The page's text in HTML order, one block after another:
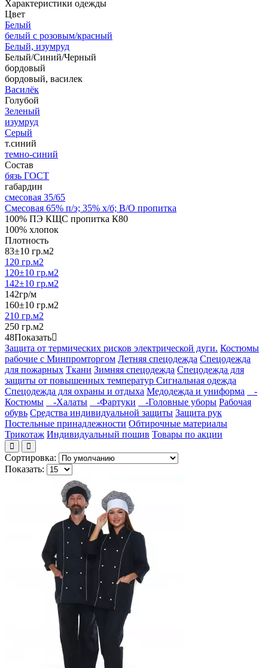
Характеристики одежды
Цвет
Белый
белый с розовым/красный
Белый, изумруд
Белый/Синий/Черный
бордовый
бордовый, василек
Василёк
Голубой
Зеленый
изумруд
Серый
т.синий
темно-синий
Состав
бязь ГОСТ
габардин
смесовая 35/65
Смесовая 65% п/э; 35% х/б; В/О пропитка
100% ПЭ КЩС пропитка К80
100% хлопок
Плотность
83±10 гр.м2
120 гр.м2
120±10 гр.м2
142±10 гр.м2
142гр/м
160±10 гр.м2
210 гр.м2
250 гр.м2
48Показать
Защита от термических рисков электрической дуги. Костюмы
рабочие с Минпромторгом Летняя спецодежда Спецодежда
для пожарных Ткани Зимняя спецодежда Спецодежда для
защиты от повышенных температур Сигнальная одежда
Спецодежда для охраны и отдыха Медодежда и униформа
-
Костюмы
-Халаты -Фартуки -Головные уборы Рабочая
обувь Средства индивидуальной защиты Защита рук
Постельные принадлежности Обтирочные материалы
Трикотаж Индивидуальный пошив Товары по акции
Сортировка:
Показать: